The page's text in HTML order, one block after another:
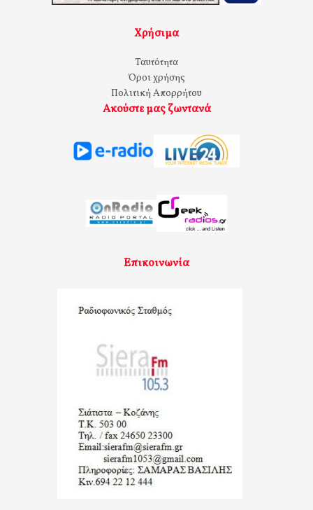
Χρήσιμα
Ταυτότητα
Όροι χρήσης
Πολιτική Απορρήτου
Ακούστε μας ζωντανά
Επικοινωνία